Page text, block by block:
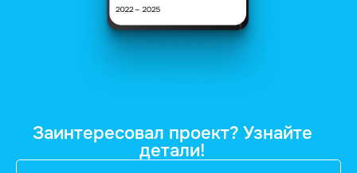
Заинтересовал проект? Узнайте
детали!